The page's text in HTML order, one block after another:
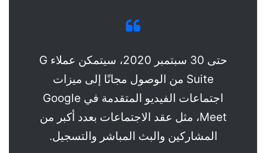
حتى 30 سبتمبر 2020، سيتمكن عملاء G
Suite من الوصول مجانًا إلى ميزات
اجتماعات الفيديو المتقدمة في Google
Meet، مثل عقد الاجتماعات بعدد أكبر من
المشاركين والبث المباشر والتسجيل.